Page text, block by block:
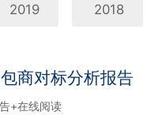
2019 2018
商对标分析报告
+在线阅读